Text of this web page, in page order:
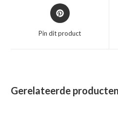
Opent
in
nieuw
Pin dit product
Gerelateerde producten